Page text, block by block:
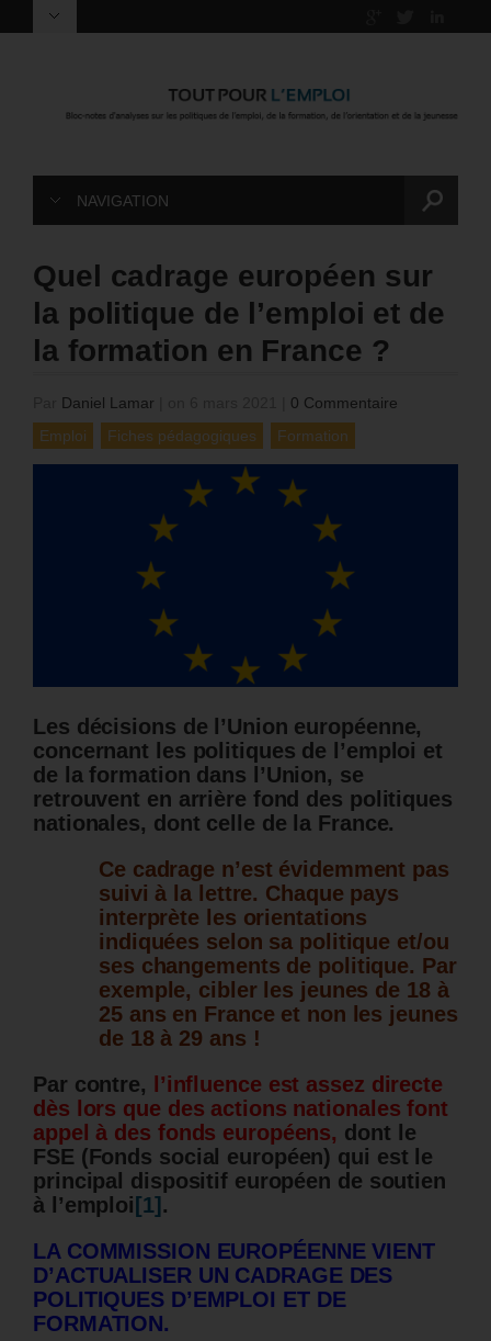
NAVIGATION
Quel cadrage européen sur
la politique de l’emploi et de
la formation en France ?
Daniel Lamar
0 Commentaire
Emploi
Fiches pédagogiques Formation
Les décisions de l’Union européenne,
concernant les politiques de l’emploi et
de la formation dans l’Union, se
retrouvent en arrière fond des politiques
nationales, dont celle de la France.
Ce cadrage n’est évidemment pas
suivi à la lettre. Chaque pays
interprète les orientations
indiquées selon sa politique et/ou
ses changements de politique. Par
exemple, cibler les jeunes de 18 à
25 ans en France et non les jeunes
de 18 à 29 ans !
Par contre,
l’influence est assez directe
dès lors que des actions nationales font
appel à des fonds européens, dont le
FSE (Fonds social européen) qui est le
principal dispositif européen de soutien
à l’emploi [1] .
LA COMMISSION EUROPÉENNE VIENT
D’ACTUALISER UN CADRAGE DES
POLITIQUES D’EMPLOI ET DE
FORMATION.